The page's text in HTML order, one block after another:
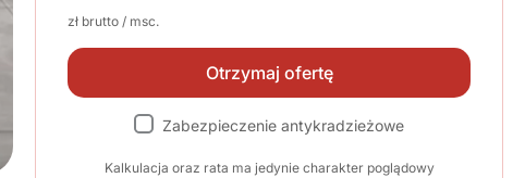
zł brutto / msc.
Otrzymaj ofertę
Zabezpieczenie antykradzieżowe
Kalkulacja oraz rata ma jedynie charakter poglądowy